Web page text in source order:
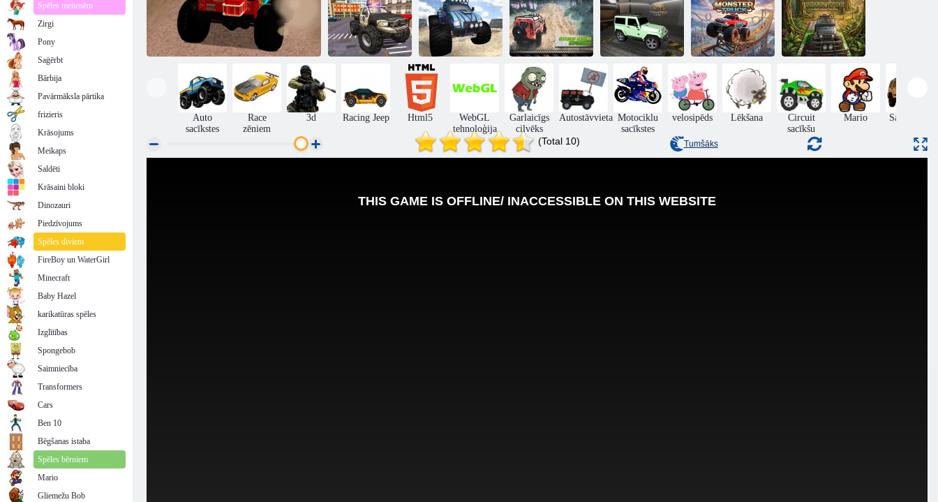
Augstas
kāpšanas
sacīkstes
Extreme Offroad
automašīnas
Extreme Offroad
Cars 2
Braucot ar džipu
Offroad
Monster Trucks
Ziemassvētku
briesmonis
kravas
automašīna
automašīnas
vadītāja
simulators
Monster Truck
Traks luksusa
Prado simulācija
Kāpiens kalnā
Extreme
Monster Truck
Džungļu džipu
simulators
Auto
sacīkstes
Race
zēniem
3d Racing Jeep Html5
WebGL
tehnoloģija
Garlaicīgs
cilvēks
Autostāvvieta Motociklu
sacīkstes
velosipēds Lēkšana
Circuit
sacīkšu
Mario
Sacīkšu uz
(Total 10) Tumšāks
Spēles meitenēm
Zirgi
Pony
Saģērbt
Bārbija
Pavārmāksla pārtika
frizieris
Krāsojums
Meikaps
Saldēti
Krāsaini bloki
Dinozauri
Piedzīvojums
Spēles diviem
FireBoy un WaterGirl
Minecraft
Baby Hazel
karikatūras spēles
Izglītības
Spongebob
Saimniecība
Transformers
Cars
Ben 10
Bēgšanas istaba
Spēles bērniem
Mario
Gliemežu Bob